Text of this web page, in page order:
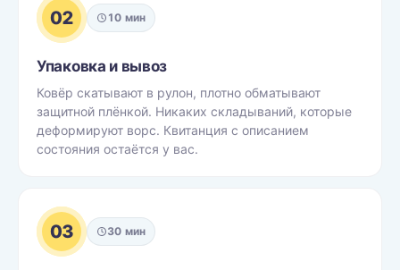
02 10 мин
Упаковка и вывоз
Ковёр скатывают в рулон, плотно обматывают
защитной плёнкой. Никаких складываний, которые
деформируют ворс. Квитанция с описанием
состояния остаётся у вас.
03 30 мин